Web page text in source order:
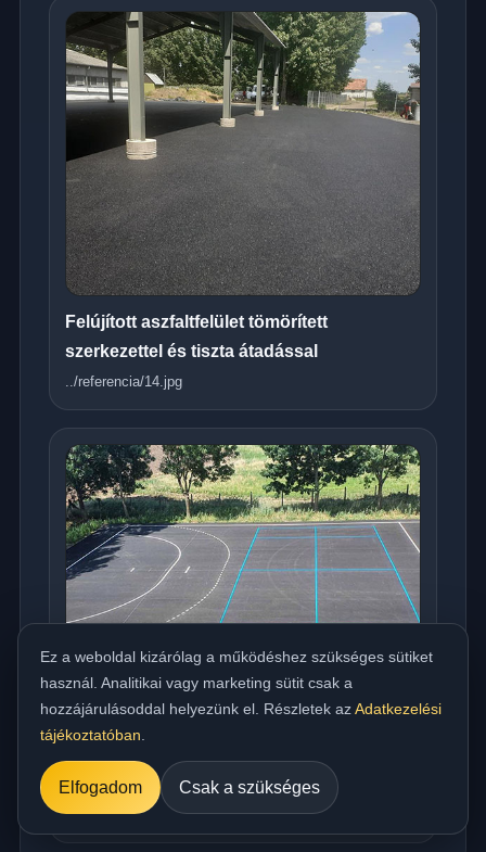
Felújított aszfaltfelület tömörített
szerkezettel és tiszta átadással
../referencia/14.jpg
beállóra, parkolóra és utakhoz
../referencia/15.jpg
Ez a weboldal kizárólag a működéshez szükséges sütiket
használ. Analitikai vagy marketing sütit csak a
hozzájárulásoddal helyezünk el. Részletek azAdatkezelési
tájékoztatóban
Elfogadom Csak a szükséges